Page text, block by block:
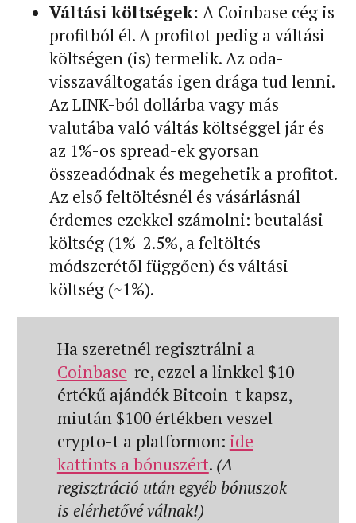
Váltási költségek: A Coinbase cég is
profitból él. A profitot pedig a váltási
költségen (is) termelik. Az oda-
visszaváltogatás igen drága tud lenni.
Az LINK-ból dollárba vagy más
valutába való váltás költséggel jár és
az 1%-os spread-ek gyorsan
összeadódnak és megehetik a profitot.
Az első feltöltésnél és vásárlásnál
érdemes ezekkel számolni: beutalási
költség (1%-2.5%, a feltöltés
módszerétől függően) és váltási
költség (~1%).
Ha szeretnél regisztrálni a
Coinbase-re, ezzel a linkkel $10
értékű ajándék Bitcoin-t kapsz,
miután $100 értékben veszel
crypto-t a platformon: ide
kattints a bónuszért. (A
regisztráció után egyéb bónuszok
is elérhetővé válnak!)